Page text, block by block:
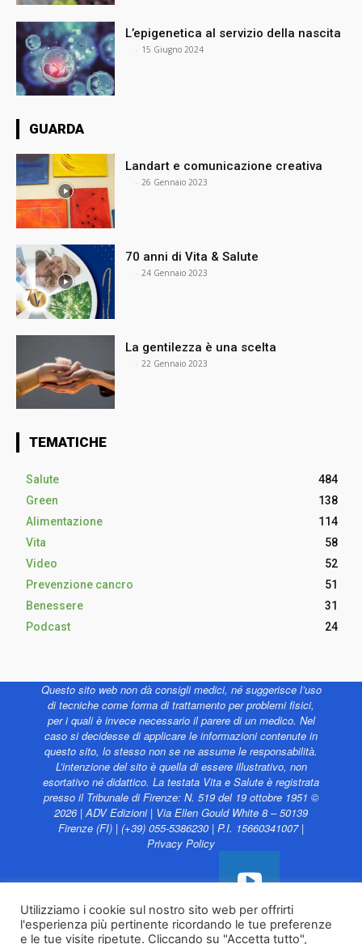
L’epigenetica al servizio della nascita
- 15 Giugno 2024
GUARDA
Landart e comunicazione creativa
- 26 Gennaio 2023
70 anni di Vita & Salute
- 24 Gennaio 2023
La gentilezza è una scelta
- 22 Gennaio 2023
TEMATICHE
Salute
484
Green
138
Alimentazione
114
Vita
58
Video
52
Prevenzione cancro
51
Benessere
31
Podcast
24
Questo sito web non dà consigli medici, né suggerisce l’uso
di tecniche come forma di trattamento per problemi fisici,
per i quali è invece necessario il parere di un medico. Nel
caso si decidesse di applicare le informazioni contenute in
questo sito, lo stesso non se ne assume le responsabilità.
L’intenzione del sito è quella di essere illustrativo, non
esortativo né didattico. La testata Vita e Salute è registrata
presso il Tribunale di Firenze: N. 519 del 19 ottobre 1951 ©
2026 | ADV Edizioni | Via Ellen Gould White 8 – 50139
Firenze (FI) | (+39) 055-5386230 | P.I. 15660341007 |
Privacy Policy
Vita e Salute web è
Utilizziamo i cookie sul nostro sito web per offrirti
l'esperienza più pertinente ricordando le tue preferenze
e le tue visite ripetute. Cliccando su "Accetta tutto",